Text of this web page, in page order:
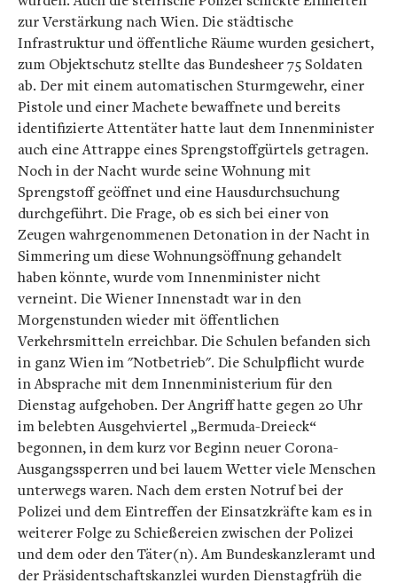
zur Verstärkung nach Wien. Die städtische
Infrastruktur und öffentliche Räume wurden gesichert,
zum Objektschutz stellte das Bundesheer 75 Soldaten
ab. Der mit einem automatischen Sturmgewehr, einer
Pistole und einer Machete bewaffnete und bereits
identifizierte Attentäter hatte laut dem Innenminister
auch eine Attrappe eines Sprengstoffgürtels getragen.
Noch in der Nacht wurde seine Wohnung mit
Sprengstoff geöffnet und eine Hausdurchsuchung
durchgeführt. Die Frage, ob es sich bei einer von
Zeugen wahrgenommenen Detonation in der Nacht in
Simmering um diese Wohnungsöffnung gehandelt
haben könnte, wurde vom Innenminister nicht
verneint. Die Wiener Innenstadt war in den
Morgenstunden wieder mit öffentlichen
Verkehrsmitteln erreichbar. Die Schulen befanden sich
in ganz Wien im "Notbetrieb". Die Schulpflicht wurde
in Absprache mit dem Innenministerium für den
Dienstag aufgehoben. Der Angriff hatte gegen 20 Uhr
im belebten Ausgehviertel „Bermuda-Dreieck“
begonnen, in dem kurz vor Beginn neuer Corona-
Ausgangssperren und bei lauem Wetter viele Menschen
unterwegs waren. Nach dem ersten Notruf bei der
Polizei und dem Eintreffen der Einsatzkräfte kam es in
weiterer Folge zu Schießereien zwischen der Polizei
und dem oder den Täter(n). Am Bundeskanzleramt und
der Präsidentschaftskanzlei wurden Dienstagfrüh die